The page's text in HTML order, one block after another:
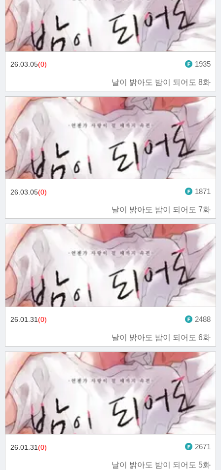
날이 밝아도 밤이 되어도 8화
26.03.05(0) 1935
날이 밝아도 밤이 되어도 7화
26.03.05(0) 1871
날이 밝아도 밤이 되어도 6화
26.01.31(0) 2488
날이 밝아도 밤이 되어도 5화
26.01.31(0) 2671